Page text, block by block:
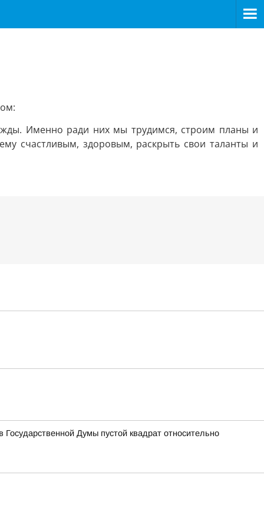
Именно ради них мы трудимся, строим планы и
счастливым, здоровым, раскрыть свои таланты и
Думы пустой квадрат относительно